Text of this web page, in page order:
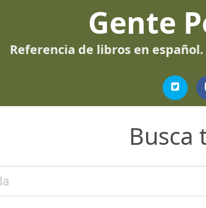
Gente
Referencia de libros en
Busca